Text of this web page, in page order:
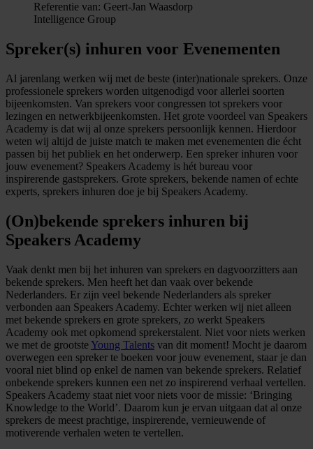
Referentie van: Geert-Jan Waasdorp
Intelligence Group
Spreker(s) inhuren voor Evenementen
Al jarenlang werken wij met de beste (inter)nationale sprekers. Onze
professionele sprekers worden uitgenodigd voor allerlei soorten
bijeenkomsten. Van sprekers voor congressen tot sprekers voor
lezingen en netwerkbijeenkomsten. Het grote voordeel van Speakers
Academy is dat wij al onze sprekers persoonlijk kennen. Hierdoor
weten wij altijd de juiste match te maken met evenementen die écht
passen bij het publiek en het onderwerp. Een spreker inhuren voor
jouw evenement? Speakers Academy is hét bureau voor
inspirerende gastsprekers. Grote sprekers, bekende namen of echte
experts, sprekers inhuren doe je bij Speakers Academy.
(On)bekende sprekers inhuren bij
Speakers Academy
Vaak denkt men bij het inhuren van sprekers en dagvoorzitters aan
bekende sprekers. Men heeft het dan vaak over bekende
Nederlanders. Er zijn veel bekende Nederlanders als spreker
verbonden aan Speakers Academy. Echter werken wij niet alleen
met bekende sprekers en grote sprekers, zo werkt Speakers
Academy ook met opkomend sprekerstalent. Niet voor niets werken
we met de grootsteYoung Talents van dit moment! Mocht je daarom
overwegen een spreker te boeken voor jouw evenement, staar je dan
vooral niet blind op enkel de namen van bekende sprekers. Relatief
onbekende sprekers kunnen een net zo inspirerend verhaal vertellen.
Speakers Academy staat niet voor niets voor de missie: ‘Bringing
Knowledge to the World’. Daarom kun je ervan uitgaan dat al onze
sprekers de meest prachtige, inspirerende, vernieuwende of
motiverende verhalen weten te vertellen.